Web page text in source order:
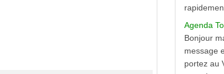
Agenda
Bonjour
message
portez au